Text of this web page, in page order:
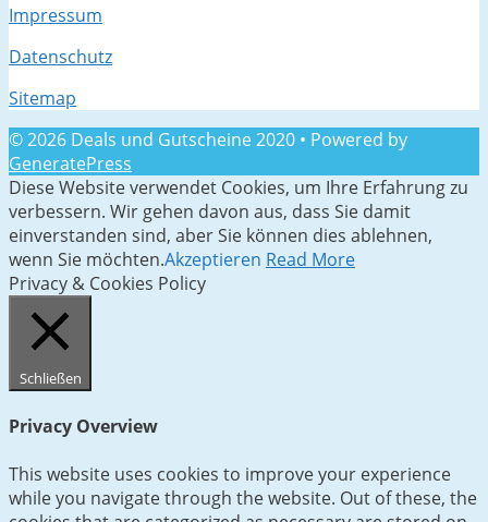
Impressum
Datenschutz
Sitemap
© 2026 Deals und Gutscheine 2020 • Powered by
GeneratePress
Diese Website verwendet Cookies, um Ihre Erfahrung zu
verbessern. Wir gehen davon aus, dass Sie damit
einverstanden sind, aber Sie können dies ablehnen,
wenn Sie möchten.Akzeptieren Read More
Privacy & Cookies Policy
Schließen
Privacy Overview
This website uses cookies to improve your experience
while you navigate through the website. Out of these, the